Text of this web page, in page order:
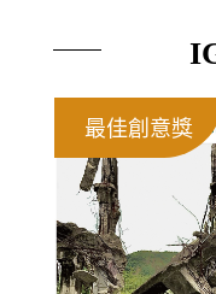
最佳創意獎